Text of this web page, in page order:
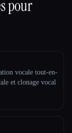
pour
vocale tout-en-
et clonage vocal